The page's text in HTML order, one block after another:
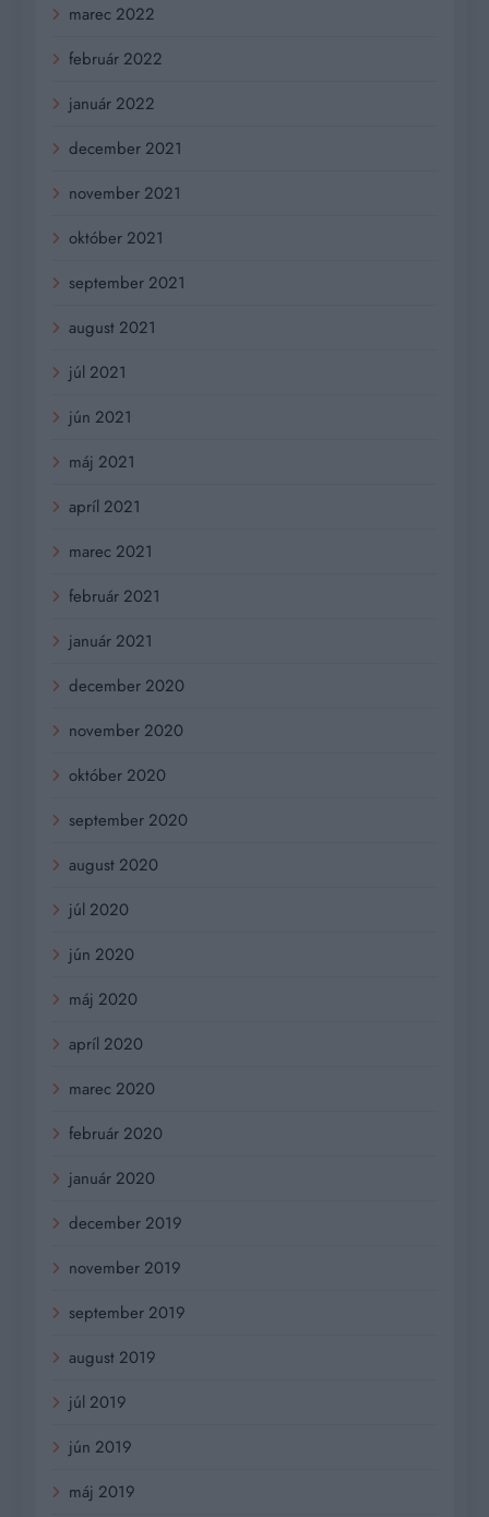
marec 2022
február 2022
január 2022
december 2021
november 2021
október 2021
september 2021
august 2021
júl 2021
jún 2021
máj 2021
apríl 2021
marec 2021
február 2021
január 2021
december 2020
november 2020
október 2020
september 2020
august 2020
júl 2020
jún 2020
máj 2020
apríl 2020
marec 2020
február 2020
január 2020
december 2019
november 2019
september 2019
august 2019
júl 2019
jún 2019
máj 2019